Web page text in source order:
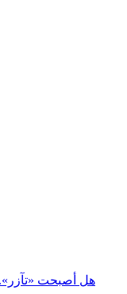
هل أصبحت «تآزر»..